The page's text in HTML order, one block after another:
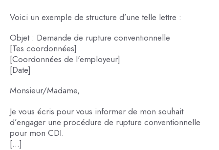
Voici un exemple de structure d’une telle lettre :
Objet : Demande de rupture conventionnelle
[Tes coordonnées]
[Coordonnées de l'employeur]
[Date]
Monsieur/Madame,
Je vous écris pour vous informer de mon souhait
d’engager une procédure de rupture conventionnelle
pour mon CDI.
[...]